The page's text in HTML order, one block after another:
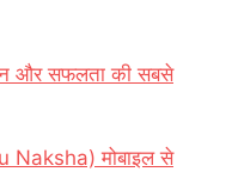
और सफलता की सबसे
Naksha) मोबाइल से